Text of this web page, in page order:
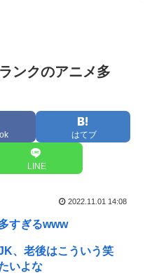
ンクのアニメ多
はてブ
LINE
2022.11.01 14:08
すぎるwww
、老後はこういう笑
いよな